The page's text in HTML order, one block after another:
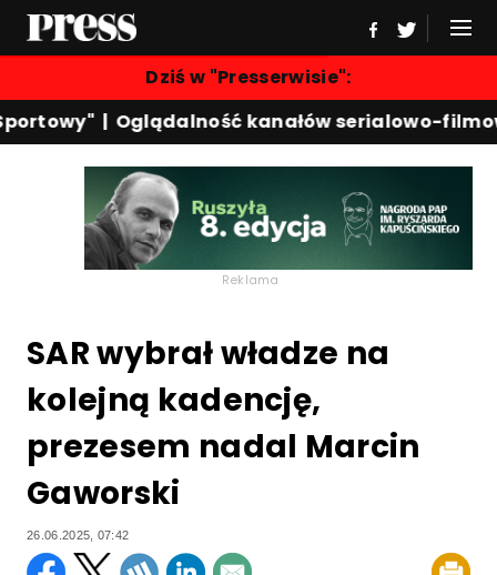
Dziś w "Presserwisie":
|Oglądalność kanałów serialowo-
Reklama
SAR wybrał władze na
kolejną kadencję,
prezesem nadal Marcin
Gaworski
26.06.2025, 07:42